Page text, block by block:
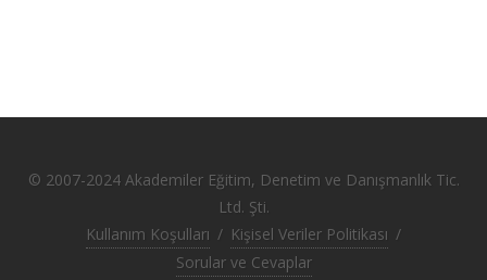
© 2007-2024 Akademiler Eğitim, Denetim ve Danışmanlık Tic.
Ltd. Şti.
Kullanım Koşulları / Kişisel Veriler Politikası /
Sorular ve Cevaplar